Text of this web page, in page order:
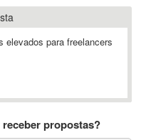
elevados para freelancers
propostas?